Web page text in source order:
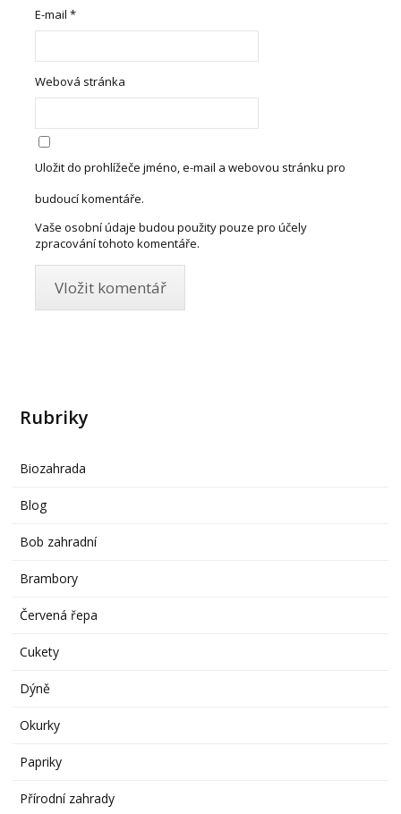
E-mail*
Webová stránka
Uložit do prohlížeče jméno, e-mail a webovou stránku pro
budoucí komentáře.
Vaše osobní údaje budou použity pouze pro účely
zpracování tohoto komentáře.
Rubriky
Biozahrada
Blog
Bob zahradní
Brambory
Červená řepa
Cukety
Dýně
Okurky
Papriky
Přírodní zahrady